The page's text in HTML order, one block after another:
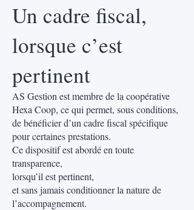
Un cadre fiscal,
lorsque c’est
pertinent
AS Gestion est membre de la coopérative
Hexa Coop, ce qui permet, sous conditions,
de bénéficier d’un cadre fiscal spécifique
pour certaines prestations.
Ce dispositif est abordé en toute
transparence,
lorsqu’il est pertinent,
et sans jamais conditionner la nature de
l’accompagnement.